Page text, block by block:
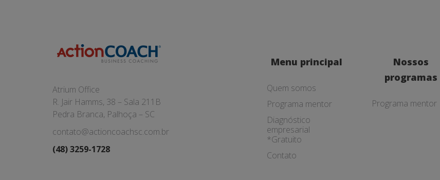
Atrium Office
R. Jair Hamms, 38 – Sala 211B
Pedra Branca, Palhoça – SC
contato@actioncoachsc.com.br
(48) 3259-1728
Menu principal
Quem somos
Programa mentor
Diagnóstico
empresarial
*Gratuito
Contato
Nossos
programas
Programa mentor